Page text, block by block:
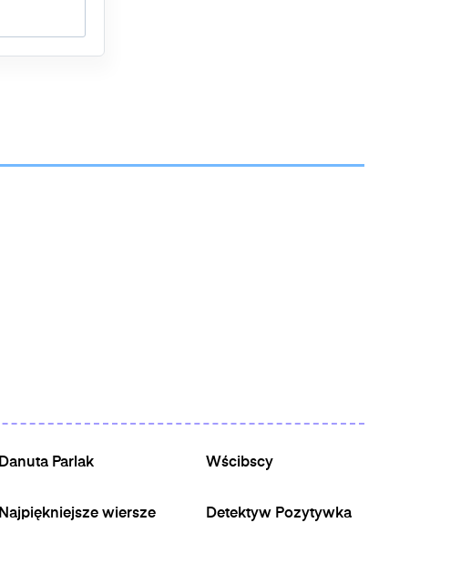
Danuta Parlak
Najpiękniejsze wiersze
Wścibscy
Detektyw Pozytywka